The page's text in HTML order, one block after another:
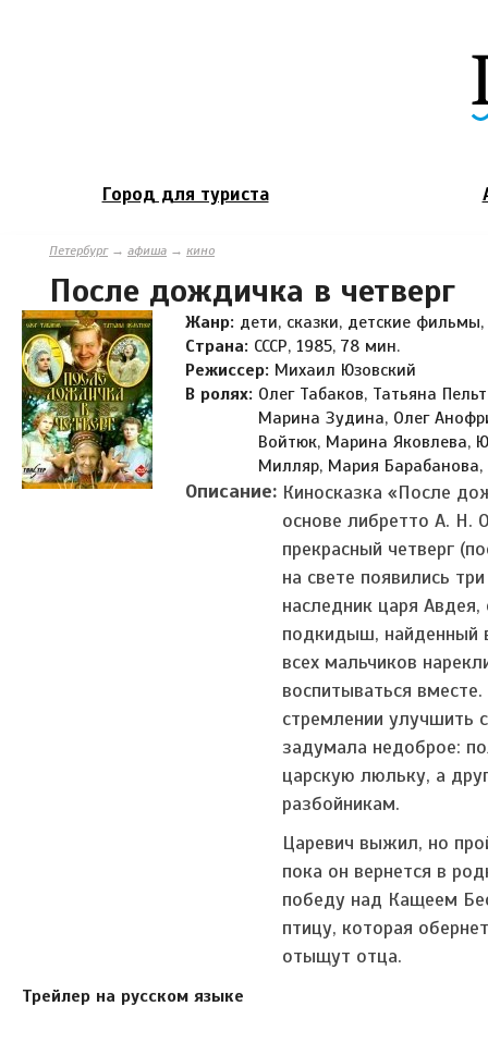
Город для туриста
Петербург→ афиша → кино
После дождичка в четверг
Жанр: дети, сказки, детские
Страна: СССР, 1985, 78 мин.
Режиссер: Михаил Юзовский
В ролях: Олег Табаков, Татьяна
Марина Зудина, Олег
Войтюк, Марина Яковлева,
Милляр, Мария
Описание: Киносказка «После
основе либретто А. Н.
прекрасный четверг
на свете появились
наследник царя
подкидыш, найденный
всех мальчиков
воспитываться
стремлении улучшить
задумала недоброе:
царскую люльку, а
разбойникам.
Царевич выжил, но
пока он вернется в
победу над Кащеем
птицу, которая
отыщут отца.
Трейлер на русском языке